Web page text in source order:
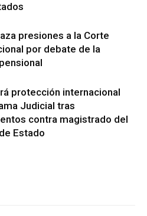
presiones a la Corte
por debate de la
protección internacional
Judicial tras
contra magistrado del
Estado